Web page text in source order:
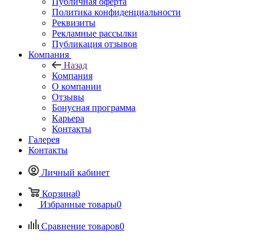
Политика конфиденциальности
Реквизиты
Рекламные рассылки
Публикация отзывов
Компания
Назад
Компания
О компании
Отзывы
Бонусная программа
Карьера
Контакты
Галерея
Контакты
Личный кабинет
Корзина0
Избранные товары0
Сравнение товаров0